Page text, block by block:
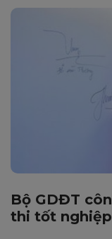
Bộ GDĐT
thi tốt